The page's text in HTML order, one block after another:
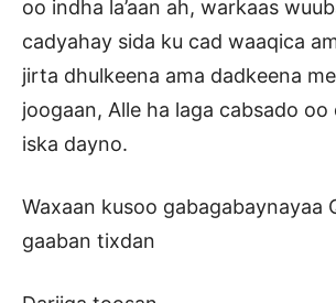
oo indha la’aan ah, warkaas
cadyahay sida ku cad waaqica
jirta dhulkeena ama dadkeena
joogaan, Alle ha laga cabsado oo
iska dayno.
Waxaan kusoo gabagabaynayaa
gaaban tixdan